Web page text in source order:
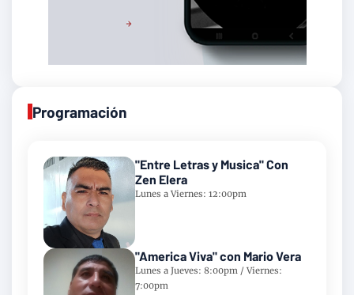
Programación
"Entre Letras y Musica" Con
Zen Elera
Lunes a Viernes: 12:00pm
"America Viva" con Mario Vera
Lunes a Jueves: 8:00pm / Viernes:
7:00pm